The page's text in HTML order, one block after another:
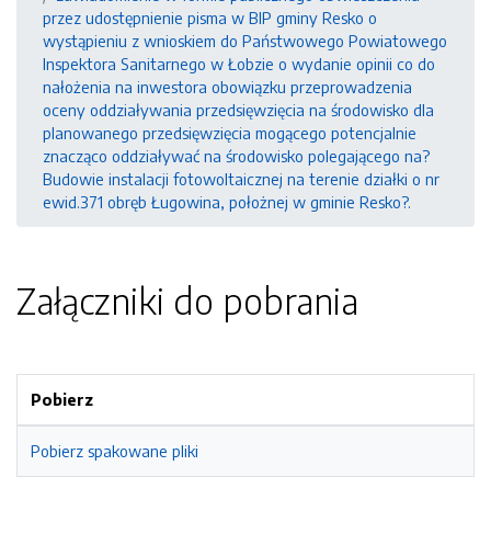
przez udostępnienie pisma w BIP gminy Resko o
wystąpieniu z wnioskiem do Państwowego Powiatowego
Inspektora Sanitarnego w Łobzie o wydanie opinii co do
nałożenia na inwestora obowiązku przeprowadzenia
oceny oddziaływania przedsięwzięcia na środowisko dla
planowanego przedsięwzięcia mogącego potencjalnie
znacząco oddziaływać na środowisko polegającego na?
Budowie instalacji fotowoltaicznej na terenie działki o nr
ewid.371 obręb Ługowina, położnej w gminie Resko?.
Załączniki do pobrania
Pobierz
Pobierz spakowane pliki